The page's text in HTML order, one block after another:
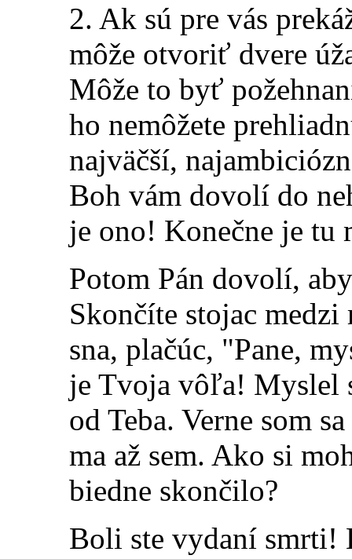
2. Ak sú pre vás
môže otvoriť dvere
Môže to byť
ho nemôžete
najväčší,
Boh vám dovolí do n
je ono! Konečne je
Potom Pán dovolí,
Skončíte stojac
sna, plačúc, "Pane,
je Tvoja vôľa! Myslel
od Teba. Verne som
ma až sem. Ako si
biedne skončilo?
Boli ste vydaní smrti!